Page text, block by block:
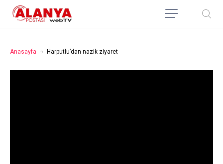
Anasayfa Harputlu’dan nazik ziyaret